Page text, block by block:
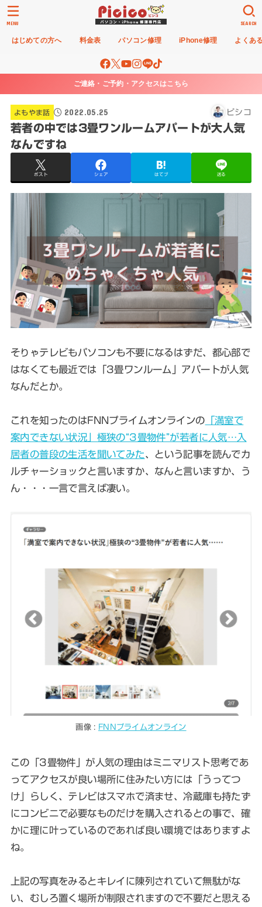
はじめての方へ 料金表 パソコン修理 iPhone修理 よくあ
SEARCH
MENU
ご連絡・ご予約・アクセスはこちら
よもやま話 2022.05.25 ピシコ
若者の中では3畳ワンルームアパートが大人気
なんですね
ポスト シェア はてブ 送る
そりゃテレビもパソコンも不要になるはずだ、都心部で
はなくても最近では「3畳ワンルーム」アパートが人気
なんだとか。
これを知ったのはFNNプライムオンラインの 「満室で
案内できない状況」極狭の“3畳物件”が若者に人気…入
居者の普段の生活を聞いてみた、という記事を読んでカ
ルチャーショックと言いますか、なんと言いますか、う
ん・・・一言で言えば凄い。
画像 : FNNプライムオンライン
この「3畳物件」が人気の理由はミニマリスト思考であ
ってアクセスが良い場所に住みたい方には「うってつ
け」らしく、テレビはスマホで済ませ、冷蔵庫も持たず
にコンビニで必要なものだけを購入されるとの事で、確
かに理に叶っているのであれば良い環境ではありますよ
ね。
上記の写真をみるとキレイに陳列されていて無駄がな
い、むしろ置く場所が制限されますので不要だと思える